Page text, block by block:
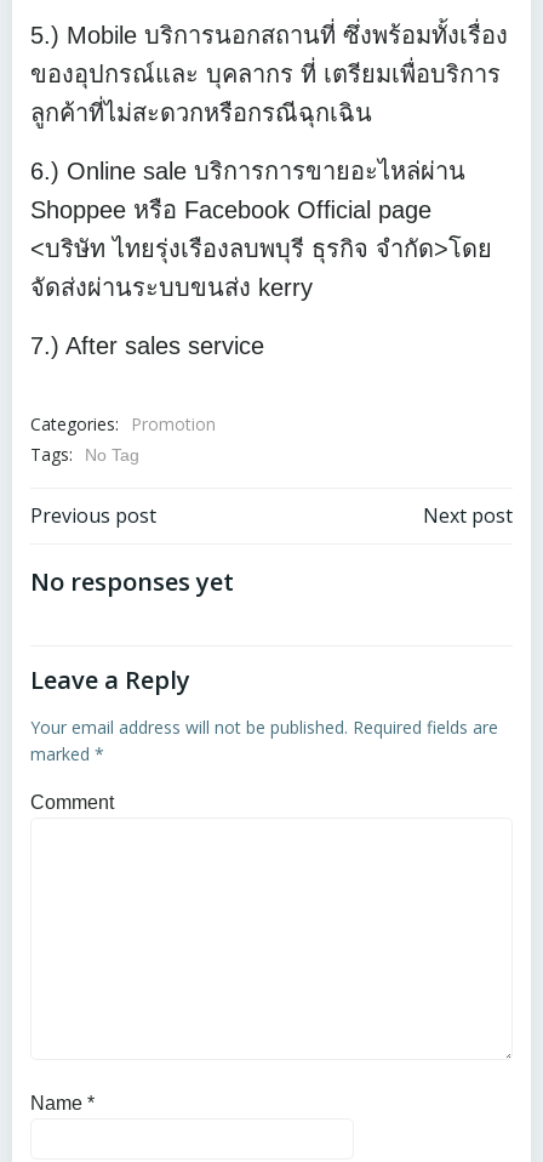
5.) Mobile บริการนอกสถานที่ ซึ่งพร้อมทั้งเรื่อง
ของอุปกรณ์และ บุคลากร ที่ เตรียมเพื่อบริการ
ลูกค้าที่ไม่สะดวกหรือกรณีฉุกเฉิน
6.) Online sale บริการการขายอะไหล่ผ่าน
Shoppee หรือ Facebook Ofﬁcial page
<บริษัท ไทยรุ่งเรืองลบพบุรี ธุรกิจ จำกัด>โดย
จัดส่งผ่านระบบขนส่ง kerry
7.) After sales service
Categories:
Promotion
Tags:
No Tag
Post
navigation
Previous post Next post
No responses yet
Leave a Reply
Your email address will not be published. Required fields are
marked *
Comment
Name *